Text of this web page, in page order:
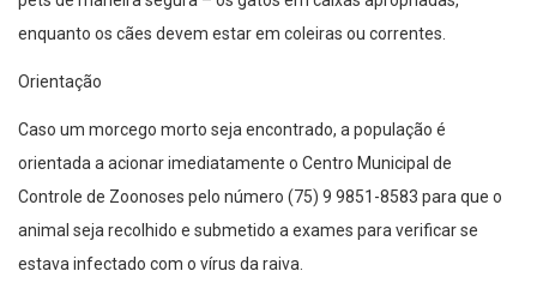
enquanto os cães devem estar em coleiras ou correntes.
Orientação
Caso um morcego morto seja encontrado, a população é
orientada a acionar imediatamente o Centro Municipal de
Controle de Zoonoses pelo número (75) 9 9851-8583 para que o
animal seja recolhido e submetido a exames para verificar se
estava infectado com o vírus da raiva.